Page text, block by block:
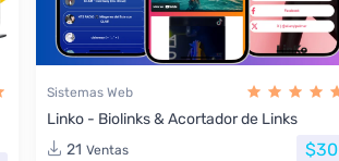
Sistemas Web
Linko - Biolinks & Acortador de Links
21 Ventas $30